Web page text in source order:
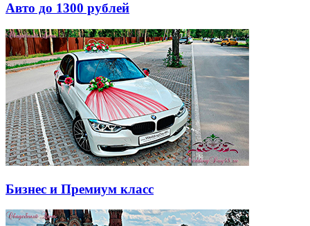
Авто до 1300 рублей
Бизнес и Премиум класс